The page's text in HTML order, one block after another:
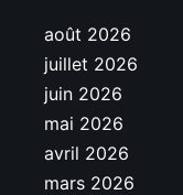
août 2026
juillet 2026
juin 2026
mai 2026
avril 2026
mars 2026